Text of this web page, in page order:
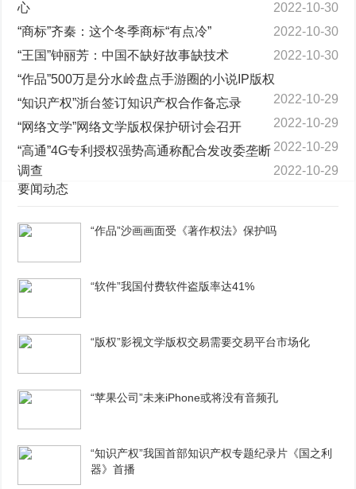
心
2022-10-30
“商标”齐秦：这个冬季商标“有点冷”
2022-10-30
“王国”钟丽芳：中国不缺好故事缺技术
2022-10-30
“作品”500万是分水岭盘点手游圈的小说IP版权
2022-10-29
“知识产权”浙台签订知识产权合作备忘录
2022-10-29
“网络文学”网络文学版权保护研讨会召开
2022-10-29
“高通”4G专利授权强势高通称配合发改委垄断
调查
2022-10-29
要闻动态
“作品”沙画画面受《著作权法》保护吗
“软件”我国付费软件盗版率达41%
“版权”影视文学版权交易需要交易平台市场化
“苹果公司”未来iPhone或将没有音频孔
“知识产权”我国首部知识产权专题纪录片《国之利
器》首播